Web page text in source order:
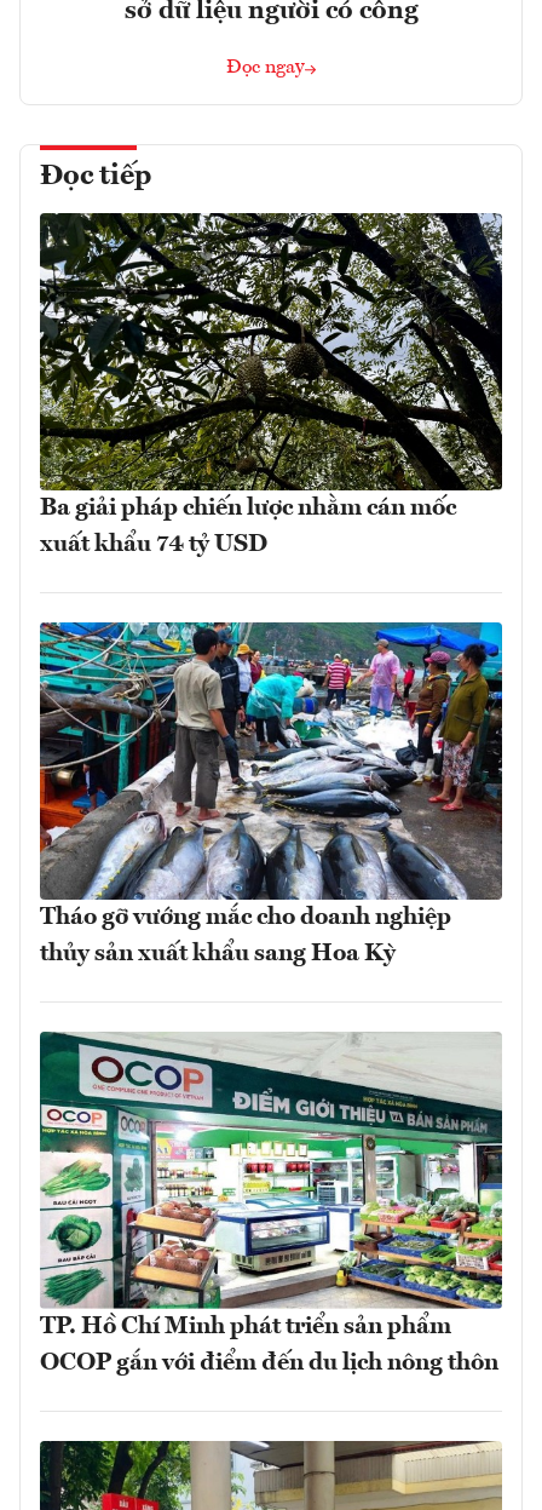
sở dữ liệu người có công
Đọc ngay
Đọc tiếp
Ba giải pháp chiến lược nhằm cán mốc
xuất khẩu 74 tỷ USD
Tháo gỡ vướng mắc cho doanh nghiệp
thủy sản xuất khẩu sang Hoa Kỳ
TP. Hồ Chí Minh phát triển sản phẩm
OCOP gắn với điểm đến du lịch nông thôn